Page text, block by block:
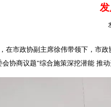
市政协副主席徐伟带领下，市政
协商议题“综合施策深挖潜能 推